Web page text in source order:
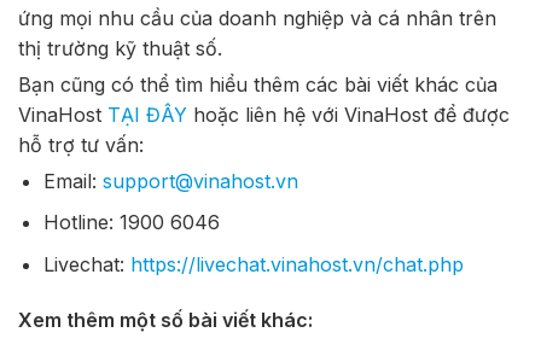
ứng mọi nhu cầu của doanh nghiệp và cá nhân trên
thị trường kỹ thuật số.
Bạn cũng có thể tìm hiểu thêm các bài viết khác của
VinaHost TẠI ĐÂY hoặc liên hệ với VinaHost để được
hỗ trợ tư vấn:
Email: support@vinahost.vn
Hotline: 1900 6046
Livechat: https://livechat.vinahost.vn/chat.php
Xem thêm một số bài viết khác: